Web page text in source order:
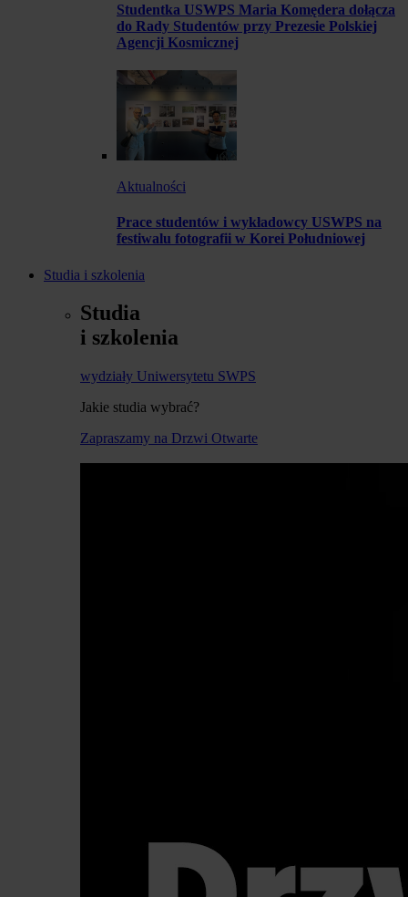
Studentka USWPS Maria Komędera dołącza
do Rady Studentów przy Prezesie Polskiej
Agencji Kosmicznej
Aktualności
Prace studentów i wykładowcy USWPS na
festiwalu fotografii w Korei Południowej
Studia i szkolenia
Studia
i szkolenia
wydziały Uniwersytetu SWPS
Jakie studia wybrać?
Zapraszamy na Drzwi Otwarte